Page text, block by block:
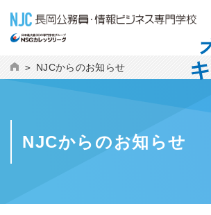
NJCからのお知らせ
NJCからのお知らせ